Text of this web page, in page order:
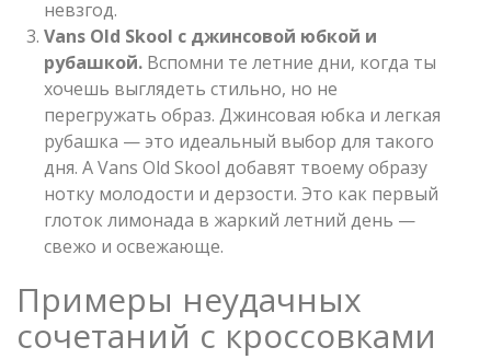
невзгод.
Vans Old Skool с джинсовой юбкой и
рубашкой. Вспомни те летние дни, когда ты
хочешь выглядеть стильно, но не
перегружать образ. Джинсовая юбка и легкая
рубашка — это идеальный выбор для такого
дня. А Vans Old Skool добавят твоему образу
нотку молодости и дерзости. Это как первый
глоток лимонада в жаркий летний день —
свежо и освежающе.
Примеры неудачных
сочетаний с кроссовками